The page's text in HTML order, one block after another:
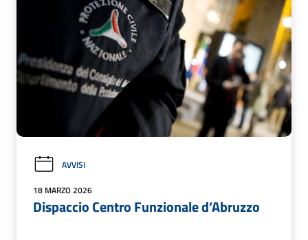
AVVISI
18 MARZO 2026
Dispaccio Centro Funzionale d’Abruzzo